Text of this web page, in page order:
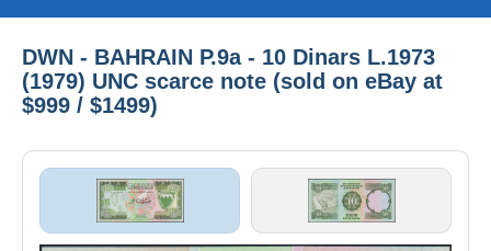
DWN - BAHRAIN P.9a - 10 Dinars L.1973
(1979) UNC scarce note (sold on eBay at
$999 / $1499)